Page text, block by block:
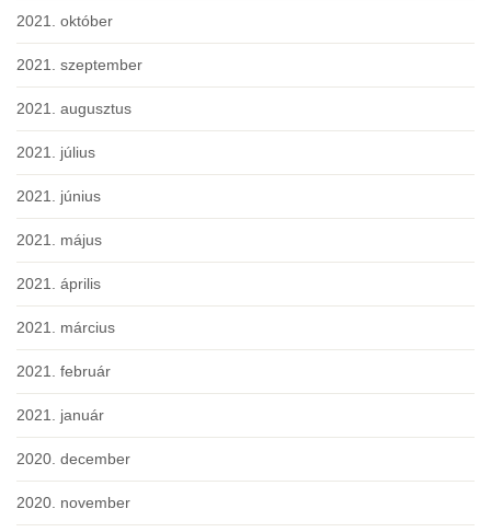
2021. október
2021. szeptember
2021. augusztus
2021. július
2021. június
2021. május
2021. április
2021. március
2021. február
2021. január
2020. december
2020. november